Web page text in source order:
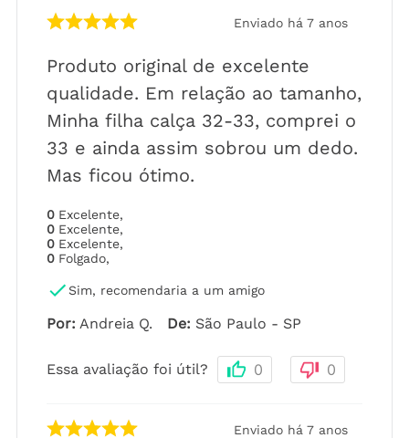
Enviado há 7 anos
Produto original de excelente
qualidade. Em relação ao tamanho,
Minha filha calça 32-33, comprei o
33 e ainda assim sobrou um dedo.
Mas ficou ótimo.
0 Excelente,
0 Excelente,
0 Excelente,
0 Folgado,
Sim, recomendaria a um amigo
Por: Andreia Q. De: São Paulo - SP
Essa avaliação foi útil? 0 0
Enviado há 7 anos